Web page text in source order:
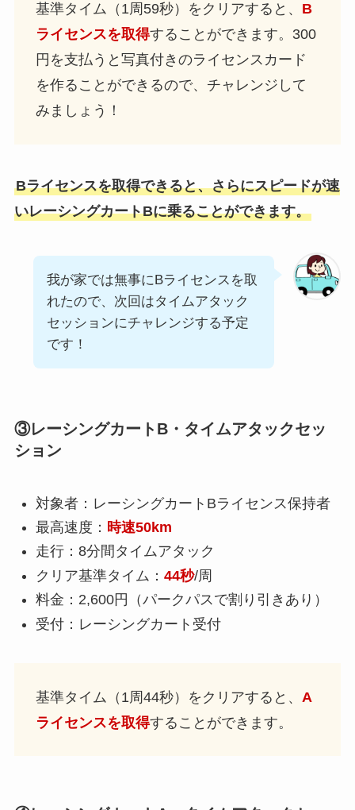
基準タイム（1周59秒）をクリアすると、 B
ライセンスを取得することができます。300
円を支払うと写真付きのライセンスカード
を作ることができるので、チャレンジして
みましょう！
Bライセンスを取得できると、さらにスピードが速
いレーシングカートBに乗ることができます。
我が家では無事にBライセンスを取
れたので、次回はタイムアタック
セッションにチャレンジする予定
です！
③レーシングカートB・タイムアタックセッ
ション
対象者：レーシングカートBライセンス保持者
最高速度： 時速50km
走行：8分間タイムアタック
クリア基準タイム： 44秒/周
料金：2,600円（パークパスで割り引きあり）
受付：レーシングカート受付
基準タイム（1周44秒）をクリアすると、 A
ライセンスを取得することができます。